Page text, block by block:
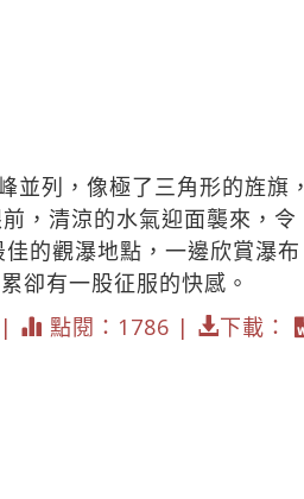
列，像極了三角形的旌旗，
，清涼的水氣迎面襲來，令
的觀瀑地點，一邊欣賞瀑布
卻有一股征服的快感。
點閱：1786 | 下載：